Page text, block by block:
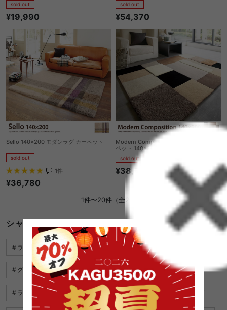
sold out
¥19,990
sold out
¥54,370
Sello 140×200 モダンラグ カーペット
sold out
1件
¥36,780
Modern Composition スクエアラグ カー
ペット 140×200
sold out
¥38,540
1件〜20件（全20件）
シャギー ラグに関するキーワード
ラグ カーペット ラグ おしゃれ 北欧
グレー ラグ ラグ グレー い草ラグ ラグ 白
ラグマット ベージュ ヴィンテージ ラグ コットン ラグ